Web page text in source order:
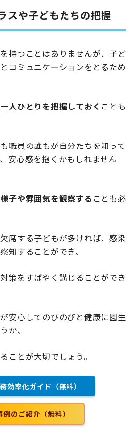
思うように使いこなせない」「園や個人の情報が漏洩し
ったリスクがあるでしょう。保育士や子…
スや子どもたちの把握
持つことはありませんが、子ど
コミュニケーションをとるため
人ひとりを把握しておく ことも
職員の誰もが自分たちを知って
安心感を抱くかもしれません
子や雰囲気を観察する ことも必
席する子どもが多ければ、感染
知することができ、
策をすばやく講じることができ
安心してのびのびと健康に園生
か、
ことが大切でしょう。
効率化ガイド（無料）
例のご紹介（無料）